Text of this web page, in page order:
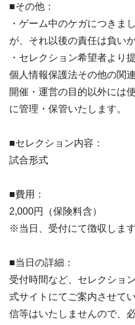
■その他：
・ゲーム中のケガにつきま
が、それ以後の責任は負いか
・セレクション希望者より
個人情報保護法その他の関
開催・運営の目的以外には
に管理・保管いたします。
■セレクション内容：
試合形式
■費用：
2,000円（保険料含）
※当日、受付にて徴収します
■当日の詳細：
受付時間など、セレクショ
式サイトにてご案内させて
信等はいたしませんので、